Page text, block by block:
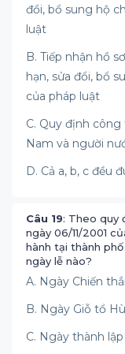
đổi, bổ sung hộ
luật
B. Tiếp nhận hồ
hạn, sửa đổi, bổ
của pháp luật
C. Quy định
Nam và người
D. Cả a, b, c đều
Câu 19: Theo quy
ngày 06/11/2001
hành tại thành
ngày lễ nào?
A. Ngày Chiến
B. Ngày Giỗ tổ
C. Ngày thành